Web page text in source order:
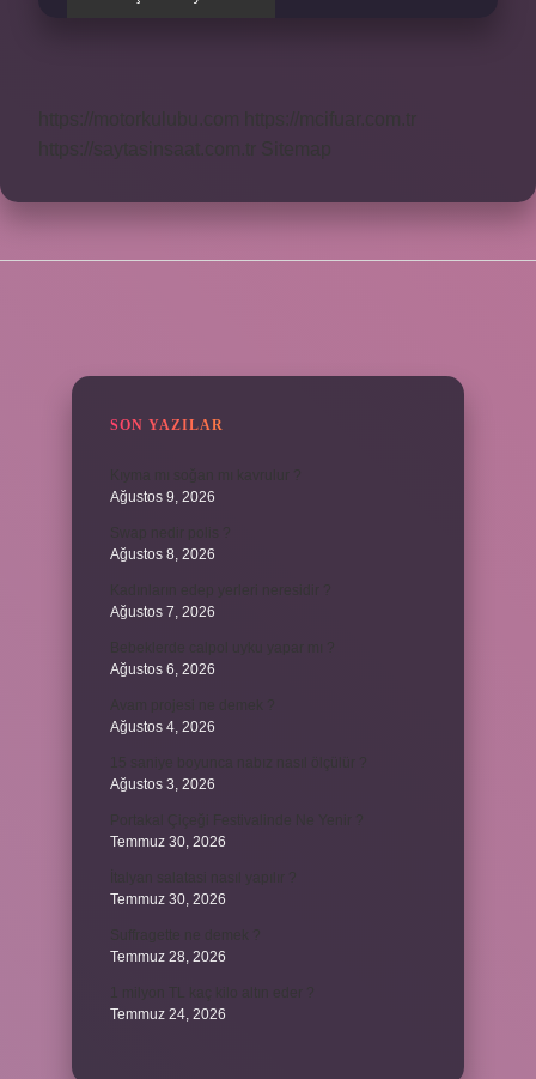
SON YAZILAR
Ağustos 9, 2026
Ağustos 8, 2026
Ağustos 7, 2026
Ağustos 6, 2026
Ağustos 4, 2026
Ağustos 3, 2026
Temmuz 30, 2026
Temmuz 30, 2026
Temmuz 28, 2026
Temmuz 24, 2026